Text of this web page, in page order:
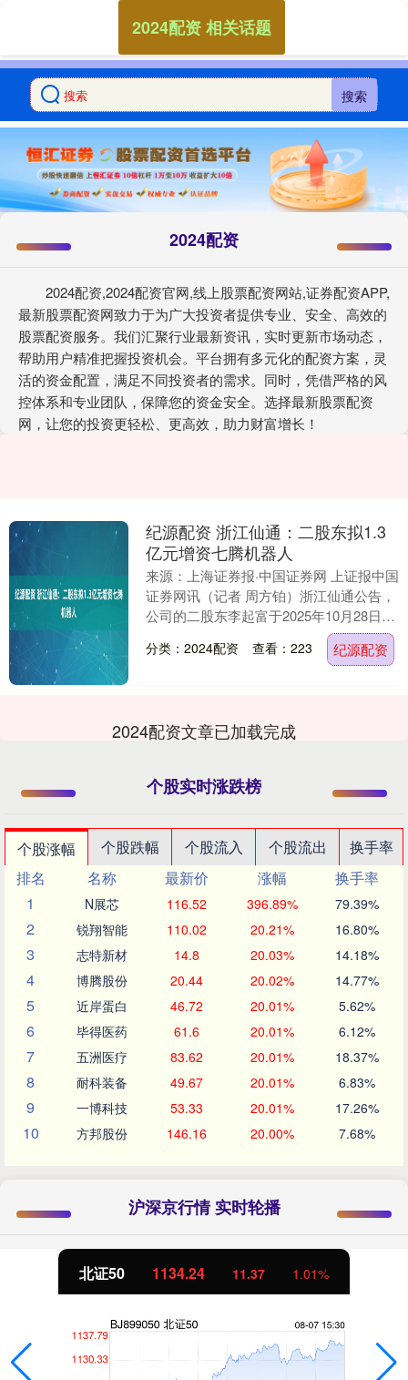
搜索
2024配资
2024配资,2024配资官网,线上股票配资网站,证券配资APP,
最新股票配资网致力于为广大投资者提供专业、安全、高效的
股票配资服务。我们汇聚行业最新资讯，实时更新市场动态，
帮助用户精准把握投资机会。平台拥有多元化的配资方案，灵
活的资金配置，满足不同投资者的需求。同时，凭借严格的风
控体系和专业团队，保障您的资金安全。选择最新股票配资
网，让您的投资更轻松、更高效，助力财富增长！
2024配资 相关话题
纪源配资 浙江仙通：二股东拟1.3
亿元增资七腾机器人
来源：上海证券报·中国证券网 上证报中国
证券网讯（记者 周方铂）浙江仙通公告，
公司的二股东李起富于2025年10月28日与
七腾机器人有限公司（以下简称“七腾机
器....
分类：2024配资 查看：223 纪源配资
2024配资文章已加载完成
个股实时涨跌榜
个股涨幅 个股跌幅 个股流入 个股流出
换手率
排名
名称 最新价 涨幅
换手率
1
N展芯 116.52 396.89% 79.39%
2 锐翔智能 110.02 20.21% 16.80%
3 志特新材 14.8 20.03% 14.18%
4 博腾股份 20.44 20.02% 14.77%
5 近岸蛋白 46.72 20.01% 5.62%
6 毕得医药 61.6 20.01% 6.12%
7 五洲医疗 83.62 20.01% 18.37%
8 耐科装备 49.67 20.01% 6.83%
9 一博科技 53.33 20.01% 17.26%
10 方邦股份 146.16 20.00% 7.68%
沪深京行情 实时轮播
北证50 1134.24 11.37 1.01%